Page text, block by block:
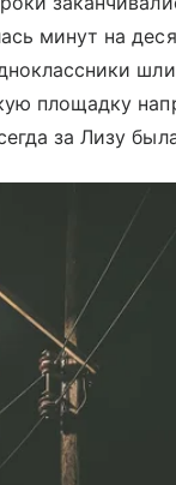
минут на
площадку
за Лизу